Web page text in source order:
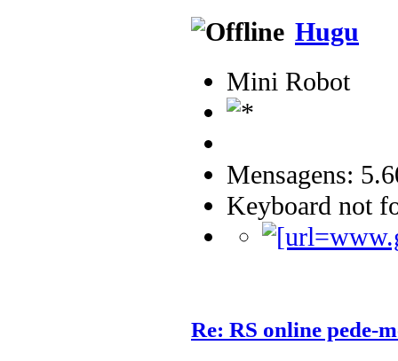
Hugu
Mini Robot
Mensagens:
Keyboard not
Re: RS online pede-